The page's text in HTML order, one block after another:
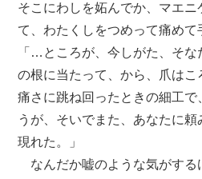
そこにわしを妬んでか、マエニ
て、わたくしをつめって痛めて
「…ところが、今しがた、そ
の根に当たって、から、爪は
痛さに跳ね回ったときの細工で
うが、そいでまた、あなたに
現れた。」
なんだか嘘のような気がする